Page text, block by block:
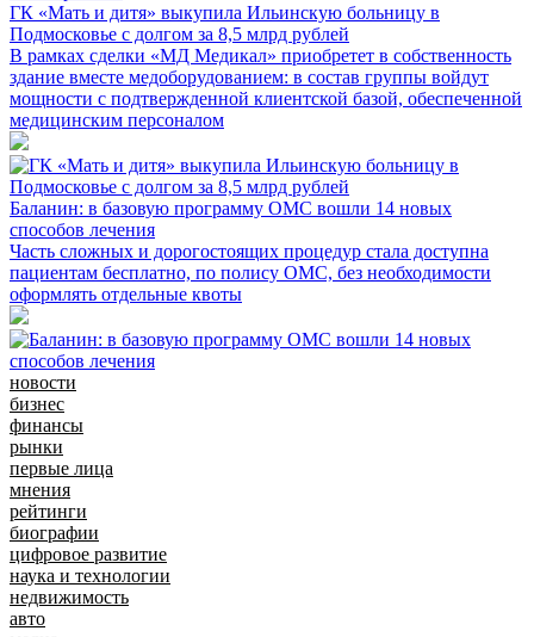
ГК «Мать и дитя» выкупила Ильинскую больницу в
Подмосковье с долгом за 8,5 млрд рублей
В рамках сделки «МД Медикал» приобретет в собственность
здание вместе медоборудованием: в состав группы войдут
мощности с подтвержденной клиентской базой, обеспеченной
медицинским персоналом
Баланин: в базовую программу ОМС вошли 14 новых
способов лечения
Часть сложных и дорогостоящих процедур стала доступна
пациентам бесплатно, по полису ОМС, без необходимости
оформлять отдельные квоты
новости
бизнес
финансы
рынки
первые лица
мнения
рейтинги
биографии
цифровое развитие
наука и технологии
недвижимость
авто